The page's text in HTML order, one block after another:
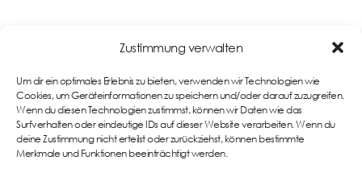
Zustimmung verwalten
Um dir ein optimales Erlebnis zu bieten, verwenden wir Technologien wie
Cookies, um Geräteinformationen zu speichern und/oder darauf zuzugreifen.
Wenn du diesen Technologien zustimmst, können wir Daten wie das
Surfverhalten oder eindeutige IDs auf dieser Website verarbeiten. Wenn du
deine Zustimmung nicht erteilst oder zurückziehst, können bestimmte
Merkmale und Funktionen beeinträchtigt werden.
Teamwear im eigenen
Links
Impressum
AGB